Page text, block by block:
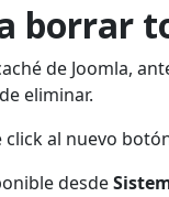
borrar
de Joomla,
eliminar.
click al nuevo
desde